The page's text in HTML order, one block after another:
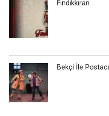
Fındıkkıran
Bekçi İle Postacı